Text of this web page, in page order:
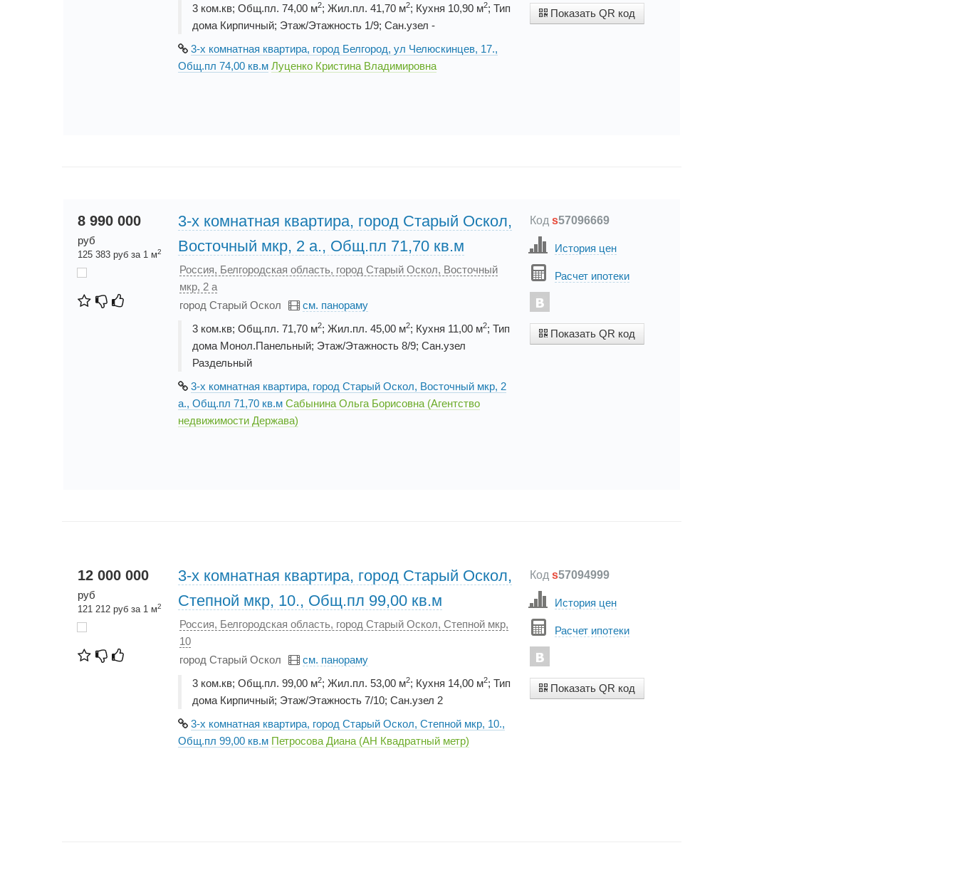
3 ком.кв; Общ.пл. 74,00 м2; Жил.пл. 41,70 м2; Кухня 10,90 м2; Тип
дома Кирпичный; Этаж/Этажность 1/9; Сан.узел -
3-х комнатная квартира, город Белгород, ул Челюскинцев, 17.,
Общ.пл 74,00 кв.м Луценко Кристина Владимировна
Показать QR код
8 990 000
руб
125 383 руб за 1 м2
3-х комнатная квартира, город Старый Оскол,
Восточный мкр, 2 а., Общ.пл 71,70 кв.м
Россия, Белгородская область, город Старый Оскол, Восточный
мкр, 2 а
город Старый Оскол
см. панораму
3 ком.кв; Общ.пл. 71,70 м2; Жил.пл. 45,00 м2; Кухня 11,00 м2; Тип
дома Монол.Панельный; Этаж/Этажность 8/9; Сан.узел
Раздельный
3-х комнатная квартира, город Старый Оскол, Восточный мкр, 2
а., Общ.пл 71,70 кв.м Сабынина Ольга Борисовна (Агентство
недвижимости Держава)
Кодs57096669
История цен
Расчет ипотеки
Показать QR код
12 000 000
руб
121 212 руб за 1 м2
3-х комнатная квартира, город Старый Оскол,
Степной мкр, 10., Общ.пл 99,00 кв.м
Россия, Белгородская область, город Старый Оскол, Степной мкр,
10
город Старый Оскол
см. панораму
3 ком.кв; Общ.пл. 99,00 м2; Жил.пл. 53,00 м2; Кухня 14,00 м2; Тип
дома Кирпичный; Этаж/Этажность 7/10; Сан.узел 2
3-х комнатная квартира, город Старый Оскол, Степной мкр, 10.,
Общ.пл 99,00 кв.м Петросова Диана (АН Квадратный метр)
Кодs57094999
История цен
Расчет ипотеки
Показать QR код